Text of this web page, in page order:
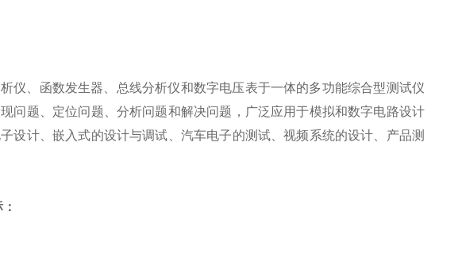
仪、函数发生器、总线分析仪和数字电压表于一体的多功能综合型测试仪
问题、定位问题、分析问题和解决问题，广泛应用于模拟和数字电路设计
设计、嵌入式的设计与调试、汽车电子的测试、视频系统的设计、产品测